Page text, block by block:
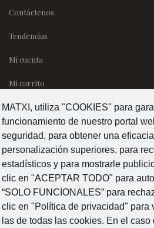
MATXI, utiliza "COOKIES" para
funcionamiento de nuestro portal
seguridad, para obtener una
personalización superiores, para
estadísticos y para mostrarle
clic en "ACEPTAR TODO" para
“SOLO FUNCIONALES” para
clic en "Política de privacidad" para
las de todas las cookies. En el caso
Contáctenos
Tendencias
Mi cuenta
Mi carrito
SÍGUENOS
¿Como